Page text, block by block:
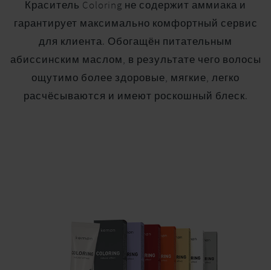
Краситель Coloring не содержит аммиака и
гарантирует максимально комфортный сервис
для клиента. Обогащён питательным
абиссинским маслом, в результате чего волосы
ощутимо более здоровые, мягкие, легко
расчёсываются и имеют роскошный блеск.